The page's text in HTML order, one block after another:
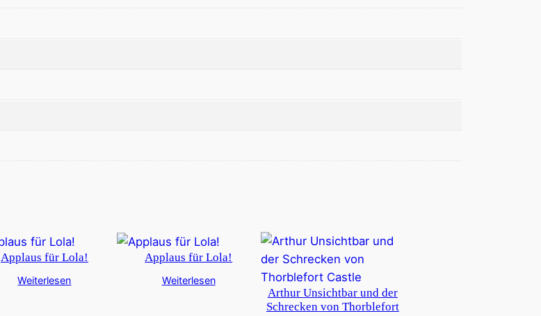
Applaus für Lola!
Weiterlesen
Applaus für Lola!
Weiterlesen
Arthur Unsichtbar und der
Schrecken von Thorblefort